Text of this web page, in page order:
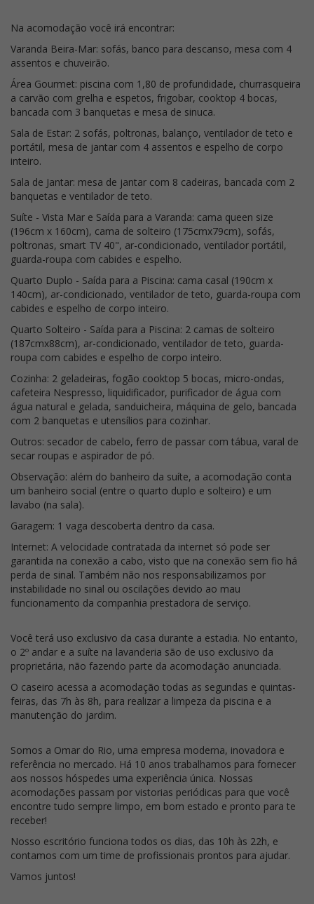
Na acomodação você irá encontrar:
Varanda Beira-Mar: sofás, banco para descanso, mesa com 4
assentos e chuveirão.
Área Gourmet: piscina com 1,80 de profundidade, churrasqueira
a carvão com grelha e espetos, frigobar, cooktop 4 bocas,
bancada com 3 banquetas e mesa de sinuca.
Sala de Estar: 2 sofás, poltronas, balanço, ventilador de teto e
portátil, mesa de jantar com 4 assentos e espelho de corpo
inteiro.
Sala de Jantar: mesa de jantar com 8 cadeiras, bancada com 2
banquetas e ventilador de teto.
Suíte - Vista Mar e Saída para a Varanda: cama queen size
(196cm x 160cm), cama de solteiro (175cmx79cm), sofás,
poltronas, smart TV 40", ar-condicionado, ventilador portátil,
guarda-roupa com cabides e espelho.
Quarto Duplo - Saída para a Piscina: cama casal (190cm x
140cm), ar-condicionado, ventilador de teto, guarda-roupa com
cabides e espelho de corpo inteiro.
Quarto Solteiro - Saída para a Piscina: 2 camas de solteiro
(187cmx88cm), ar-condicionado, ventilador de teto, guarda-
roupa com cabides e espelho de corpo inteiro.
Cozinha: 2 geladeiras, fogão cooktop 5 bocas, micro-ondas,
cafeteira Nespresso, liquidificador, purificador de água com
água natural e gelada, sanduicheira, máquina de gelo, bancada
com 2 banquetas e utensílios para cozinhar.
Outros: secador de cabelo, ferro de passar com tábua, varal de
secar roupas e aspirador de pó.
Observação: além do banheiro da suíte, a acomodação conta
um banheiro social (entre o quarto duplo e solteiro) e um
lavabo (na sala).
Garagem: 1 vaga descoberta dentro da casa.
Internet: A velocidade contratada da internet só pode ser
garantida na conexão a cabo, visto que na conexão sem fio há
perda de sinal. Também não nos responsabilizamos por
instabilidade no sinal ou oscilações devido ao mau
funcionamento da companhia prestadora de serviço.
Você terá uso exclusivo da casa durante a estadia. No entanto,
o 2º andar e a suíte na lavanderia são de uso exclusivo da
proprietária, não fazendo parte da acomodação anunciada.
O caseiro acessa a acomodação todas as segundas e quintas-
feiras, das 7h às 8h, para realizar a limpeza da piscina e a
manutenção do jardim.
Somos a Omar do Rio, uma empresa moderna, inovadora e
referência no mercado. Há 10 anos trabalhamos para fornecer
aos nossos hóspedes uma experiência única. Nossas
acomodações passam por vistorias periódicas para que você
encontre tudo sempre limpo, em bom estado e pronto para te
receber!
Nosso escritório funciona todos os dias, das 10h às 22h, e
contamos com um time de profissionais prontos para ajudar.
Vamos juntos!